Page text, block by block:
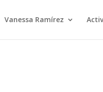
Vanessa Ramírez